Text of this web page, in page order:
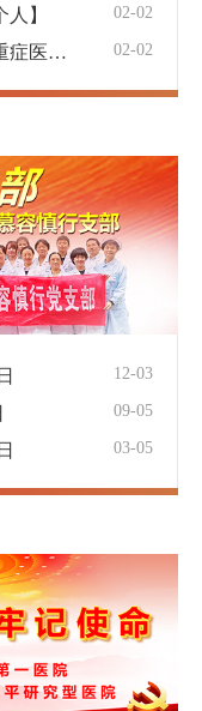
】 02-02
【福建医科大学附属第一医院重症医学科 先进集体】 02-02
12-03
09-05
03-05